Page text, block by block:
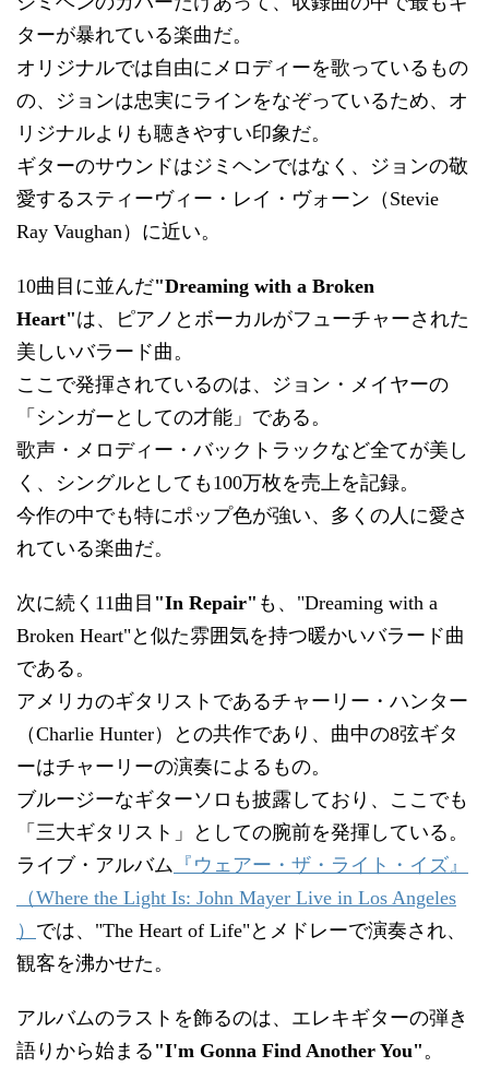
ターが暴れている楽曲だ。
オリジナルでは自由にメロディーを歌っているもの
の、ジョンは忠実にラインをなぞっているため、オ
リジナルよりも聴きやすい印象だ。
ギターのサウンドはジミヘンではなく、ジョンの敬
愛するスティーヴィー・レイ・ヴォーン（Stevie
Ray Vaughan）に近い。
10曲目に並んだ"Dreaming with a Broken
Heart"は、ピアノとボーカルがフューチャーされた
美しいバラード曲。
ここで発揮されているのは、ジョン・メイヤーの
「シンガーとしての才能」である。
歌声・メロディー・バックトラックなど全てが美し
く、シングルとしても100万枚を売上を記録。
今作の中でも特にポップ色が強い、多くの人に愛さ
れている楽曲だ。
次に続く11曲目 "In Repair" も、"Dreaming with a
Broken Heart"と似た雰囲気を持つ暖かいバラード曲
である。
アメリカのギタリストであるチャーリー・ハンター
（Charlie Hunter）との共作であり、曲中の8弦ギタ
ーはチャーリーの演奏によるもの。
ブルージーなギターソロも披露しており、ここでも
「三大ギタリスト」としての腕前を発揮している。
ライブ・アルバム 『ウェアー・ザ・ライト・イズ』
（Where the Light Is: John Mayer Live in Los Angeles
） では、"The Heart of Life"とメドレーで演奏され、
観客を沸かせた。
アルバムのラストを飾るのは、エレキギターの弾き
語りから始まる "I'm Gonna Find Another You"。